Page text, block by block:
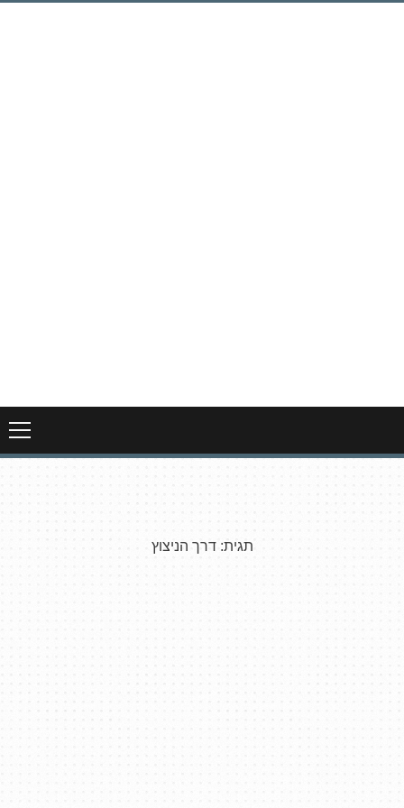
לדלג
תגית:דרך הניצוץ